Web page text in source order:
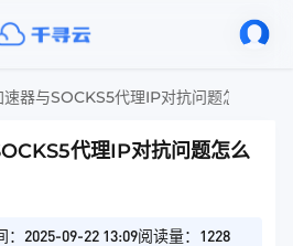
器与SOCKS5代理IP对抗问题怎么解决?
代理IP对抗问题怎么
：2025-09-22 13:09阅读量：1228